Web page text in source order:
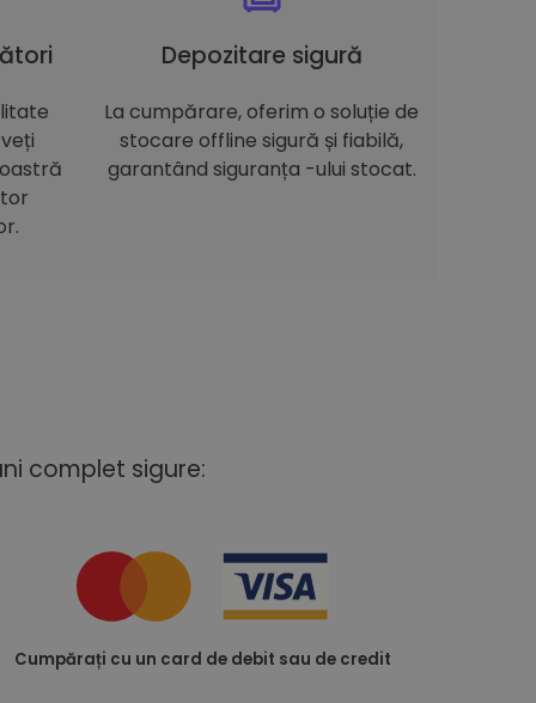
Depozitare sigură
La cumpărare, oferim o soluție de
stocare offline sigură și fiabilă,
garantând siguranța -ului stocat.
complet sigure:
Cumpărați cu un card de debit sau de credit